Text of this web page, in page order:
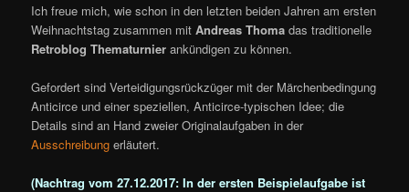
Ich freue mich, wie schon in den letzten beiden Jahren am ersten
Weihnachtstag zusammen mitAndreas Thoma das traditionelle
Retroblog Thematurnier ankündigen zu können.
Gefordert sind Verteidigungsrückzüger mit der Märchenbedingung
Anticirce und einer speziellen, Anticirce-typischen Idee; die
Details sind an Hand zweier Originalaufgaben in der
Ausschreibungerläutert.
(Nachtrag vom 27.12.2017: In der ersten Beispielaufgabe ist